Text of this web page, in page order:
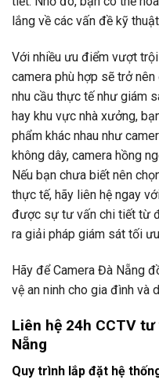
lắng về các vấn đề kỹ
Với nhiều ưu điểm vượt
camera phù hợp sẽ trở
nhu cầu thực tế như giám
hay khu vực nhà xưởng,
phẩm khác nhau như
không dây, camera hồng
Nếu bạn chưa biết nên
thực tế, hãy liên hệ ngay
được sự tư vấn chi tiết từ
ra giải pháp giám sát tối
Hãy để Camera Đà Nẵng
vệ an ninh cho gia đình và
Liên hệ 24h CCTV
Nẵng
Quy trình lắp đặt hệ